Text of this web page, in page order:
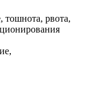
тошнота, рвота,